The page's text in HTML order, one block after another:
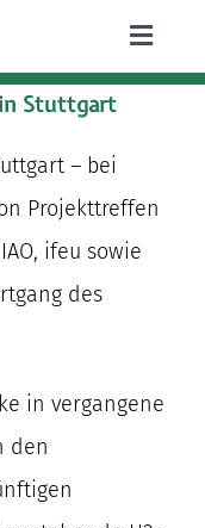
Toggle
Stuttgart
– bei
Projekttreffen
ifeu sowie
des
in vergangene
den